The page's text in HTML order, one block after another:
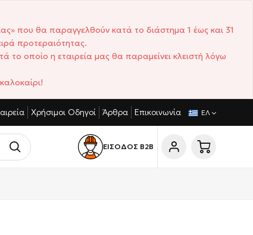
που θα παραγγελθούν κατά το διάστημα 1 έως και 31
προτεραιότητας.
το οποίο η εταιρεία μας θα παραμείνει κλειστή λόγω
ΤΙΜΈΣ ΣΎΝΤΟΜΟΙ ΧΡΌΝΟΙ ΠΑΡΆΔΟΣΗΣ
Χρήσιμοι Οδηγοί Άρθρα Επικοινωνία ΕΛ
ΕΙΣΟΔΟΣ Β2Β